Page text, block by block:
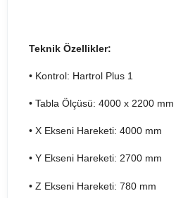
Teknik Özellikler:
• Kontrol: Hartrol Plus 1
• Tabla Ölçüsü: 4000 x 2200 mm
• X Ekseni Hareketi: 4000 mm
• Y Ekseni Hareketi: 2700 mm
• Z Ekseni Hareketi: 780 mm